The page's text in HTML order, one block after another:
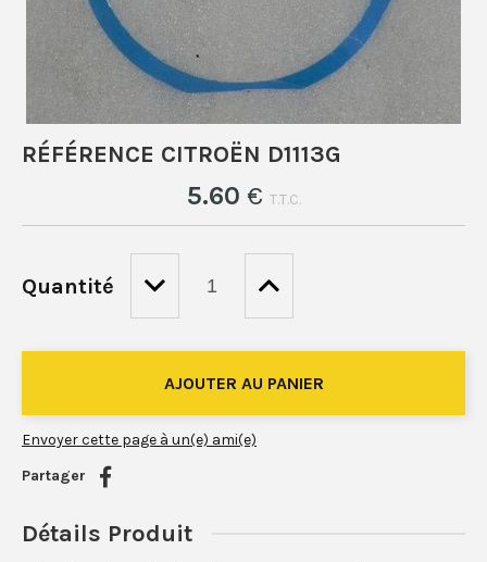
RÉFÉRENCE CITROËN D1113G
5.60 € T.T.C.
Quantité
Envoyer cette page à un(e) ami(e)
Partager
Détails Produit